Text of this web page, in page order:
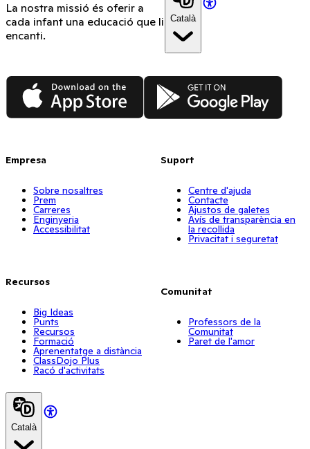
La nostra missió és oferir a
cada infant una educació que li
encanti.
Català
App Store Google Play
Empresa
Sobre nosaltres
Prem
Carreres
Enginyeria
Accessibilitat
Recursos
Big Ideas
Punts
Recursos
Formació
Aprenentatge a distància
ClassDojo Plus
Racó d'activitats
Suport
Centre d'ajuda
Contacte
Ajustos de galetes
Avís de transparència en
la recollida
Privacitat i seguretat
Comunitat
Professors de la
Comunitat
Paret de l'amor
Català